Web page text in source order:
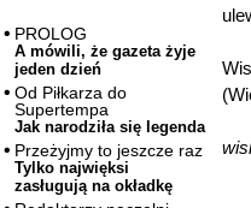
PROLOG
A mówili, że gazeta żyje
jeden dzień
Od Piłkarza do
Supertempa
Jak narodziła się legenda
Przeżyjmy to jeszcze raz
Tylko najwięksi
zasługują na okładkę